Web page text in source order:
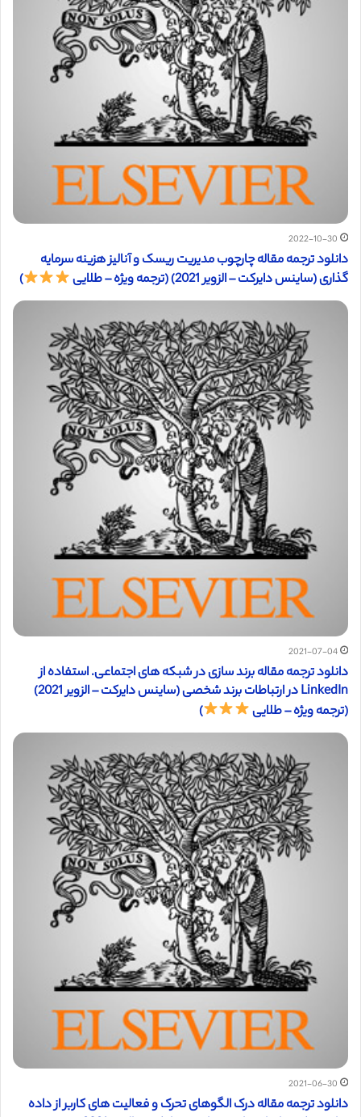
2022-10-30
دانلود ترجمه مقاله چارچوب مدیریت ریسک و آنالیز هزینه سرمایه
گذاری (ساینس دایرکت – الزویر 2021) (ترجمه ویژه – طلایی
)
2021-07-04
دانلود ترجمه مقاله برند سازی در شبکه های اجتماعی. استفاده از
LinkedIn در ارتباطات برند شخصی (ساینس دایرکت – الزویر 2021)
(ترجمه ویژه – طلایی
)
2021-06-30
دانلود ترجمه مقاله درک الگوهای تحرک و فعالیت های کاربر از داده